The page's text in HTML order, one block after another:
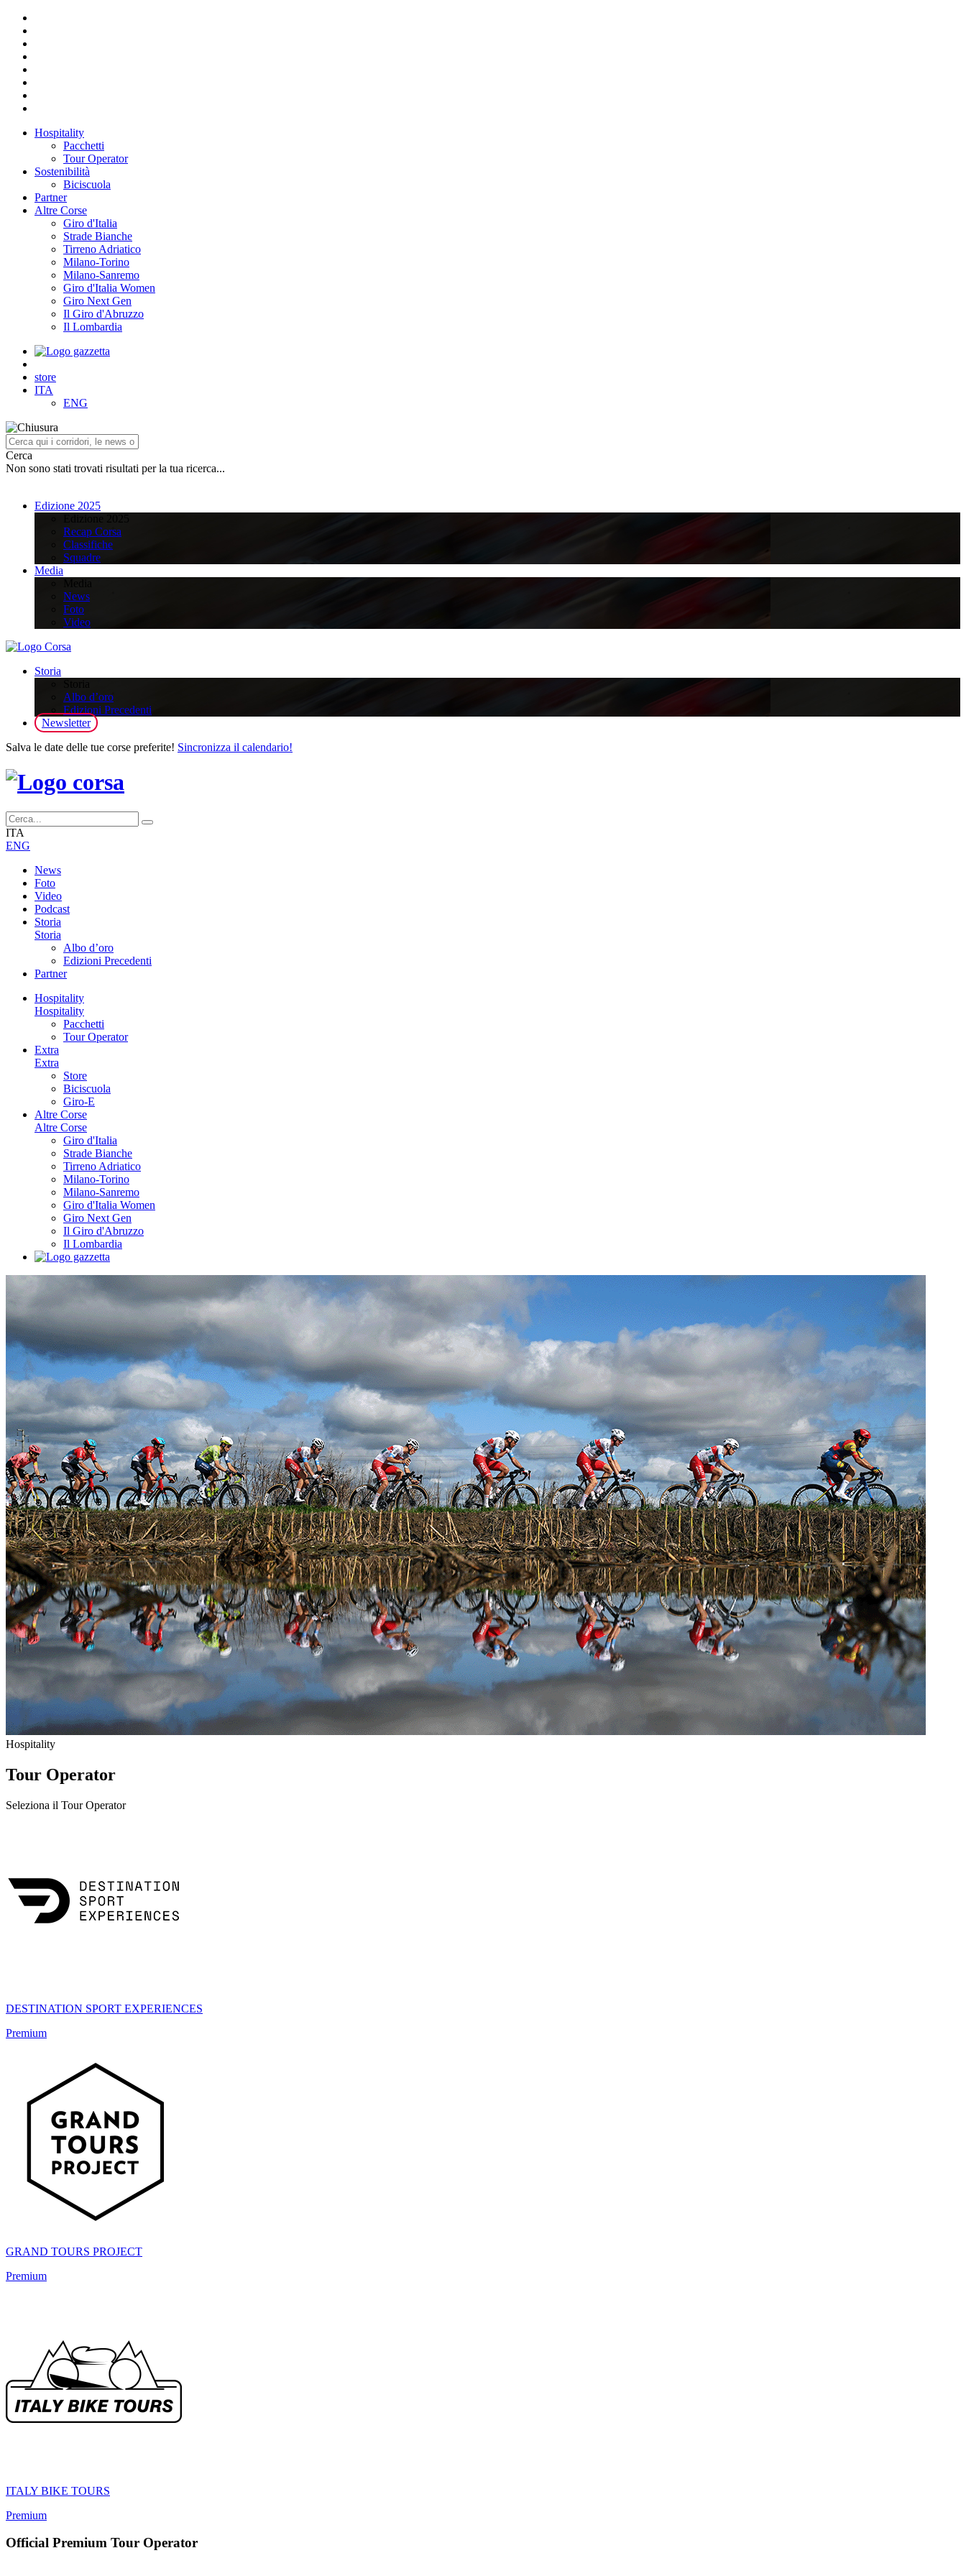
Hospitality
Pacchetti
Tour Operator
Sostenibilità
Biciscuola
Partner
Altre Corse
Giro d'Italia
Strade Bianche
Tirreno Adriatico
Milano-Torino
Milano-Sanremo
Giro d'Italia Women
Giro Next Gen
Il Giro d'Abruzzo
Il Lombardia
store
ITA
ENG
Cerca
Non sono stati trovati risultati per la tua ricerca...
Edizione 2025
Recap Corsa
Classifiche
Squadre
Media
News
Foto
Video
Storia
Albo d’oro
Edizioni Precedenti
Newsletter
Salva le date delle tue corse preferite! Sincronizza il calendario!
ITA
ENG
News
Foto
Video
Podcast
Storia
Storia
Albo d’oro
Edizioni Precedenti
Partner
Hospitality
Hospitality
Pacchetti
Tour Operator
Extra
Extra
Store
Biciscuola
Giro-E
Altre Corse
Altre Corse
Giro d'Italia
Strade Bianche
Tirreno Adriatico
Milano-Torino
Milano-Sanremo
Giro d'Italia Women
Giro Next Gen
Il Giro d'Abruzzo
Il Lombardia
Hospitality
Tour Operator
Seleziona il Tour Operator
DESTINATION SPORT EXPERIENCES
Premium
GRAND TOURS PROJECT
Premium
ITALY BIKE TOURS
Premium
Official Premium Tour Operator